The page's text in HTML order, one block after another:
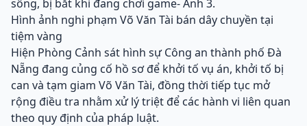
Hình ảnh nghi phạm Võ Văn Tài bán dây chuyền tại
tiệm vàng
Hiện Phòng Cảnh sát hình sự Công an thành phố Đà
Nẵng đang củng cố hồ sơ để khởi tố vụ án, khởi tố bị
can và tạm giam Võ Văn Tài, đồng thời tiếp tục mở
rộng điều tra nhằm xử lý triệt để các hành vi liên quan
theo quy định của pháp luật.